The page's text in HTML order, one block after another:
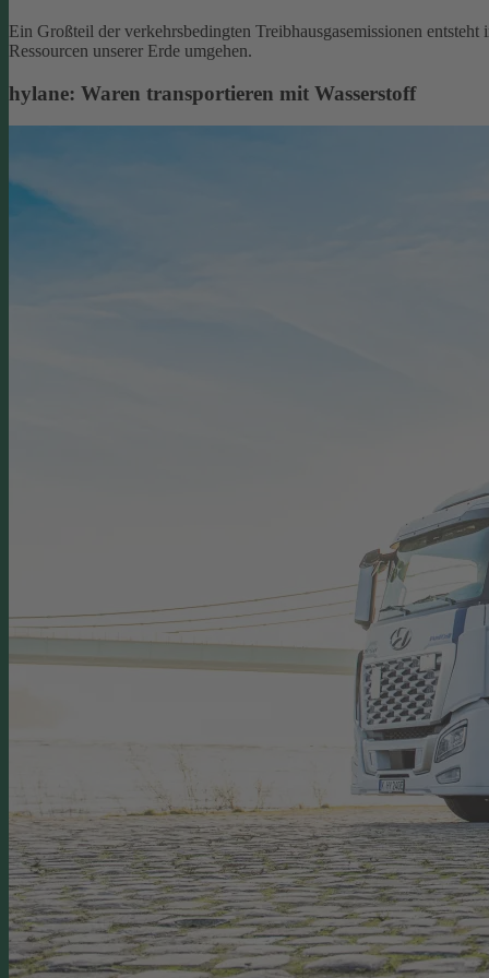
Ein Großteil der verkehrsbedingten Treibhausgasemissionen
Ressourcen unserer Erde umgehen.
hylane: Waren transportieren mit Wasserstoff